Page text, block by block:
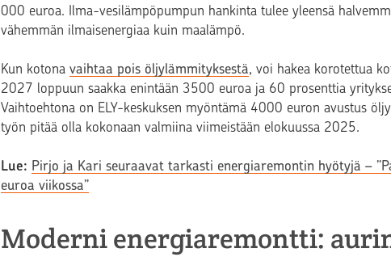
000 euroa. Ilma-vesilämpöpumpun hankinta tulee yleensä
vähemmän ilmaisenergiaa kuin maalämpö.
Kun kotonavaihtaa pois öljylämmityksestä, voi hakea korotettua
2027 loppuun saakka enintään 3500 euroa ja 60 prosenttia
Vaihtoehtona on ELY-keskuksen myöntämä 4000 euron avustus
työn pitää olla kokonaan valmiina viimeistään elokuussa 2025.
Lue: Pirjo ja Kari seuraavat tarkasti energiaremontin hyötyjä –
euroa viikossa”
Moderni energiaremontti: